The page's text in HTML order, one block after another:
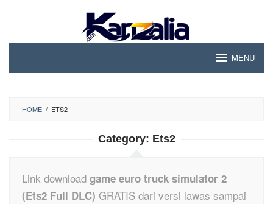
content
MENU
HOME / ETS2
Category: Ets2
Link download game euro truck simulator 2
(Ets2 Full DLC) GRATIS dari versi lawas sampai